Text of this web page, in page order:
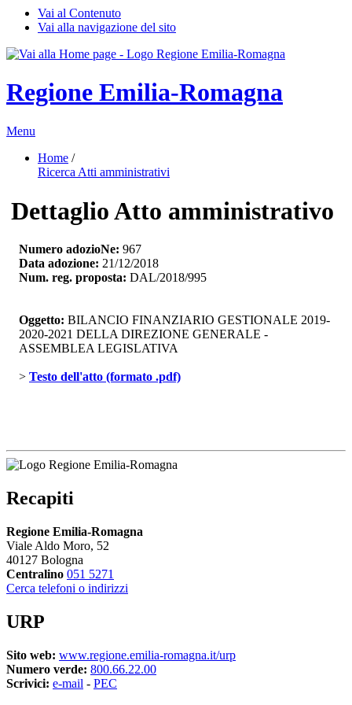
Vai al Contenuto
Vai alla navigazione del sito
Regione Emilia-Romagna
Menu
Home /
Ricerca Atti amministrativi
Dettaglio Atto amministrativo
Numero adozioNe: 967
Data adozione: 21/12/2018
Num. reg. proposta: DAL/2018/995
Oggetto: BILANCIO FINANZIARIO GESTIONALE 2019-
2020-2021 DELLA DIREZIONE GENERALE -
ASSEMBLEA LEGISLATIVA
> Testo dell'atto (formato .pdf)
Recapiti
Regione Emilia-Romagna
Viale Aldo Moro, 52
40127 Bologna
Centralino 051 5271
Cerca telefoni o indirizzi
URP
Sito web: www.regione.emilia-romagna.it/urp
Numero verde: 800.66.22.00
Scrivici: e-mail - PEC